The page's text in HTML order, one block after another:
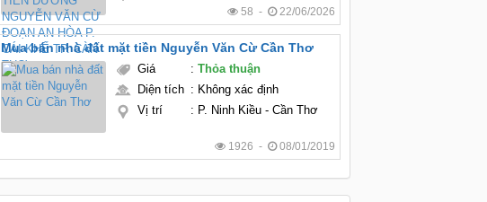
58 - 22/06/2026
Mua bán nhà đất mặt tiền Nguyễn Văn Cừ Cần Thơ
Giá :Thỏa thuận
Diện tích : Không xác định
Vị trí
: P. Ninh Kiều - Cần Thơ
1926 - 08/01/2019